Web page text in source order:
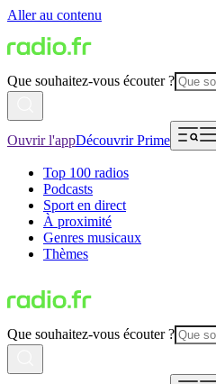
Aller au contenu
Que souhaitez-vous écouter ?
Ouvrir l'appDécouvrir Prime
Top 100 radios
Podcasts
Sport en direct
À proximité
Genres musicaux
Thèmes
Que souhaitez-vous écouter ?